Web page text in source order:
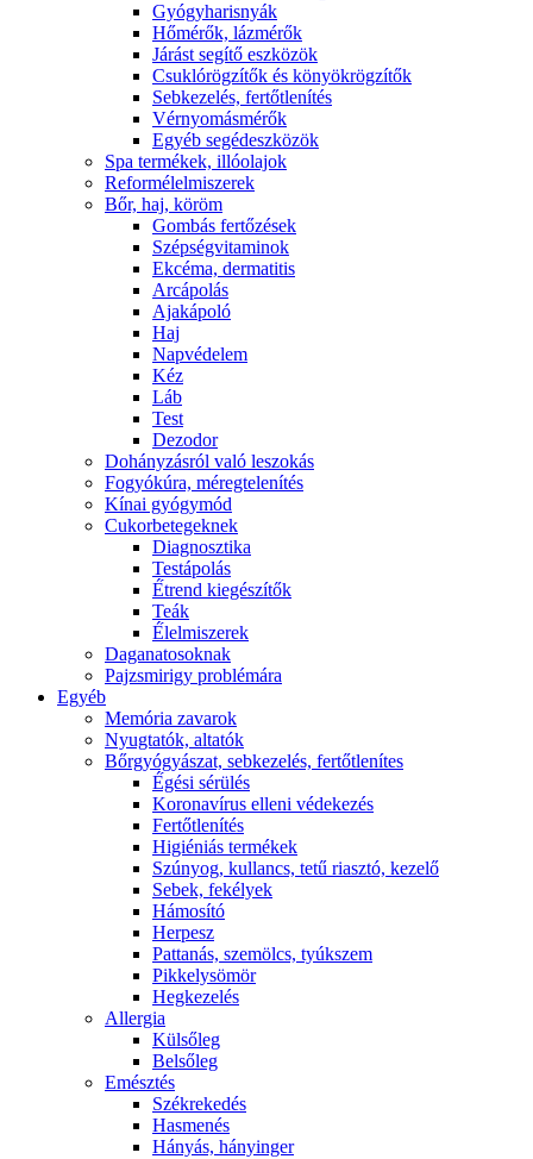
Gyógyharisnyák
Hőmérők, lázmérők
Járást segítő eszközök
Csuklórögzítők és könyökrögzítők
Sebkezelés, fertőtlenítés
Vérnyomásmérők
Egyéb segédeszközök
Spa termékek, illóolajok
Reformélelmiszerek
Bőr, haj, köröm
Gombás fertőzések
Szépségvitaminok
Ekcéma, dermatitis
Arcápolás
Ajakápoló
Haj
Napvédelem
Kéz
Láb
Test
Dezodor
Dohányzásról való leszokás
Fogyókúra, méregtelenítés
Kínai gyógymód
Cukorbetegeknek
Diagnosztika
Testápolás
É́trend kiegészítők
Teák
É́lelmiszerek
Daganatosoknak
Pajzsmirigy problémára
Egyéb
Memória zavarok
Nyugtatók, altatók
Bőrgyógyászat, sebkezelés, fertőtlenítes
É́gési sérülés
Koronavírus elleni védekezés
Fertőtlenítés
Higiéniás termékek
Szúnyog, kullancs, tetű riasztó, kezelő
Sebek, fekélyek
Hámosító
Herpesz
Pattanás, szemölcs, tyúkszem
Pikkelysömör
Hegkezelés
Allergia
Külsőleg
Belsőleg
Emésztés
Székrekedés
Hasmenés
Hányás, hányinger